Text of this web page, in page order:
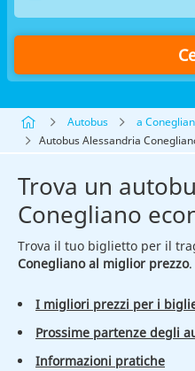
Autobus
a
Autobus Alessandria
Trova un
Conegliano
Trova il tuo biglietto per il
Conegliano al miglior prezzo.
I migliori prezzi per i
Prossime partenze degli
Informazioni pratiche